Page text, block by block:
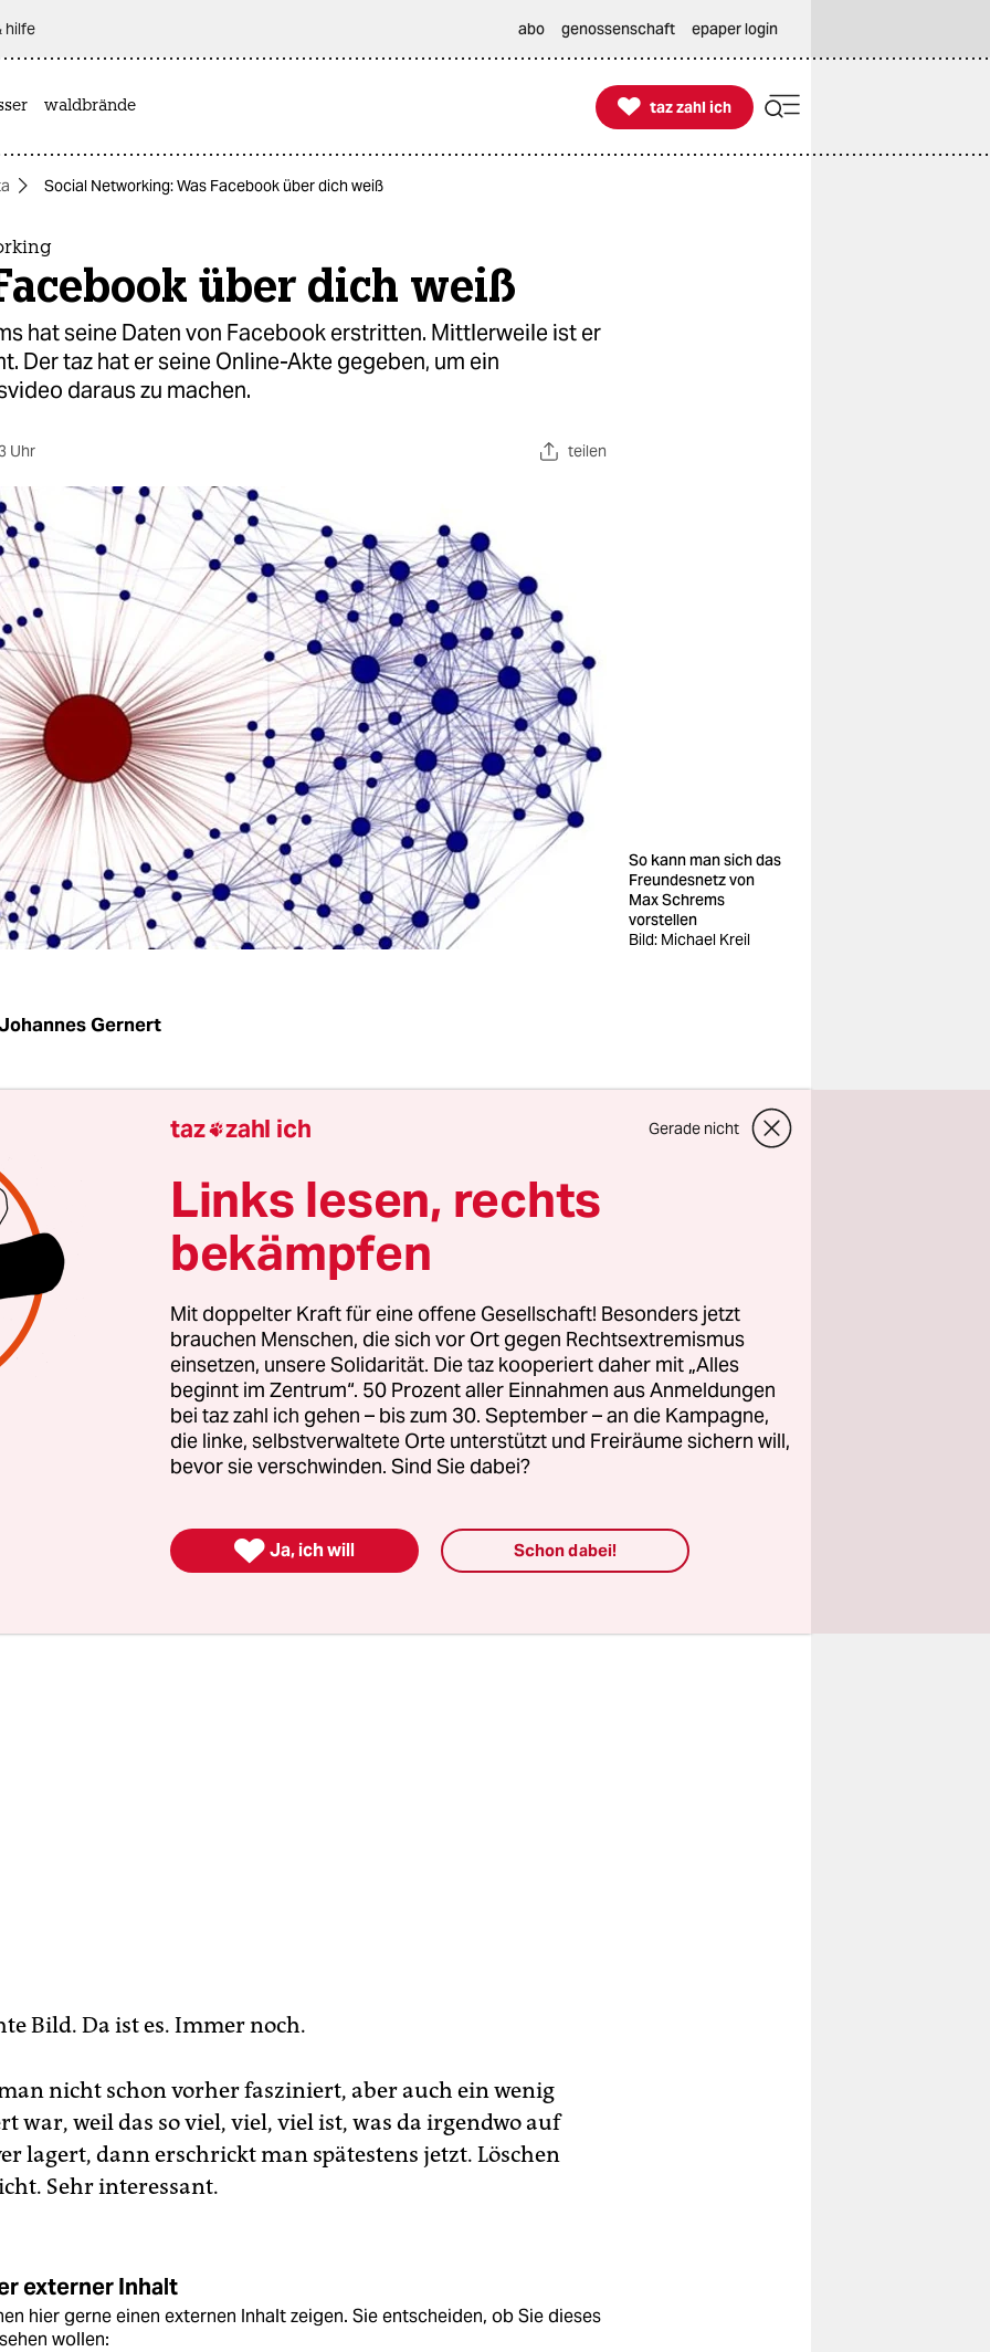
hilfe abo genossenschaft epaper login
waldbrände 
taz zahl ich
taz zahl ich
Social Networking: Was Facebook über dich weiß
über dich weiß
hat seine Daten von Facebook erstritten. Mittlerweile ist er
Der taz hat er seine Online-Akte gegeben, um ein
daraus zu machen.
Uhr teilen
So kann man sich das
Freundesnetz von
Max Schrems
vorstellen
Bild: Michael Kreil
Gernert
medienpädagogische Übung: Man nehme also ein Bild,
eines von der deutschen Facebook-Sprecherin Tina
ihrer Facebook-Seite sind Fotos von ihr zu sehen, sie lächelt,
im Gesicht. Man kann ein Foto herunterladen, das geht
immer, und dann kann man es in seine eigenen
hochladen, um zu sehen, ob Facebook das Gesicht
man kein "Freund" von Tina Kulow ist, wird Facebook
identifizieren. Man löscht das Bild vom eigenen
es war ja nur ein Test.
später klickt man unter Kontoeinstellungen den Link
Kopie deiner Facebook-Daten herunter". Man bekommt eine
Einträge des eigenen Profils enthält. Man scrollt durch drei
Und plötzlich schaut einen Tina Kulow an.
Bild. Da ist es. Immer noch.
nicht schon vorher fasziniert, aber auch ein wenig
war, weil das so viel, viel, viel ist, was da irgendwo auf
lagert, dann erschrickt man spätestens jetzt. Löschen
Sehr interessant.
externer Inhalt
hier gerne einen externen Inhalt zeigen. Sie entscheiden, ob Sie dieses
wollen:
taz zahl ich Gerade nicht
Links lesen, rechts
bekämpfen
Mit doppelter Kraft für eine offene Gesellschaft! Besonders jetzt
brauchen Menschen, die sich vor Ort gegen Rechtsextremismus
einsetzen, unsere Solidarität. Die taz kooperiert daher mit „Alles
beginnt im Zentrum“. 50 Prozent aller Einnahmen aus Anmeldungen
bei taz zahl ich gehen – bis zum 30. September – an die Kampagne,
die linke, selbstverwaltete Orte unterstützt und Freiräume sichern will,
bevor sie verschwinden. Sind Sie dabei?
 Ja, ich will Schon dabei!